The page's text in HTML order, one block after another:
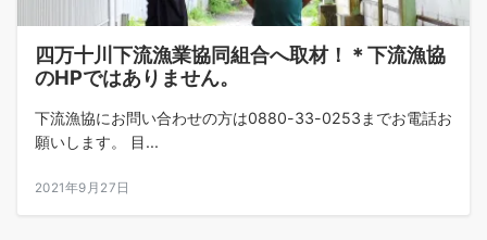
四万十川下流漁業協同組合へ取材！＊下流漁協
のHPではありません。
下流漁協にお問い合わせの方は0880-33-0253までお電話お
願いします。 目...
2021年9月27日